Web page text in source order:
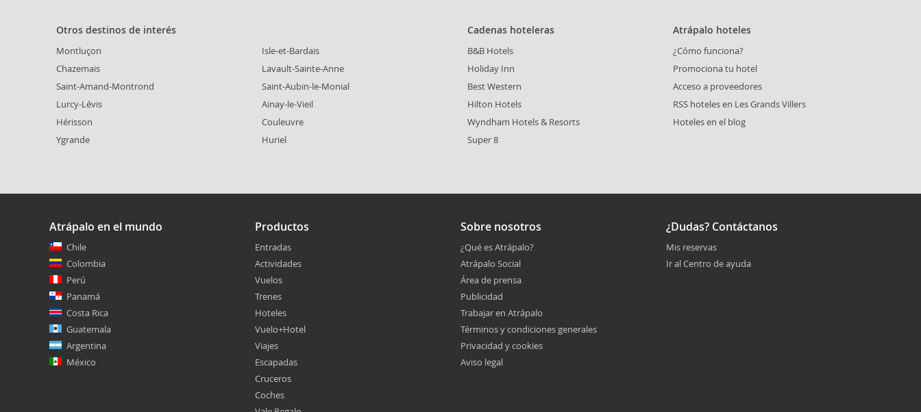
Otros destinos de interés
Montluçon
Chazemais
Saint-Amand-Montrond
Lurcy-Lévis
Hérisson
Ygrande
Isle-et-Bardais
Lavault-Sainte-Anne
Saint-Aubin-le-Monial
Ainay-le-Vieil
Couleuvre
Huriel
Cadenas hoteleras
B&B Hotels
Holiday Inn
Best Western
Hilton Hotels
Wyndham Hotels & Resorts
Super 8
Atrápalo hoteles
¿Cómo funciona?
Promociona tu hotel
Acceso a proveedores
RSS hoteles en Les Grands Villers
Hoteles en el blog
Atrápalo en el mundo
Chile
Colombia
Perú
Panamá
Costa Rica
Guatemala
Argentina
México
Productos
Entradas
Actividades
Vuelos
Trenes
Hoteles
Vuelo+Hotel
Viajes
Escapadas
Cruceros
Coches
Sobre nosotros
¿Qué es Atrápalo?
Atrápalo Social
Área de prensa
Publicidad
Trabajar en Atrápalo
Términos y condiciones generales
Privacidad y cookies
Aviso legal
¿Dudas? Contáctanos
Mis reservas
Ir al Centro de ayuda